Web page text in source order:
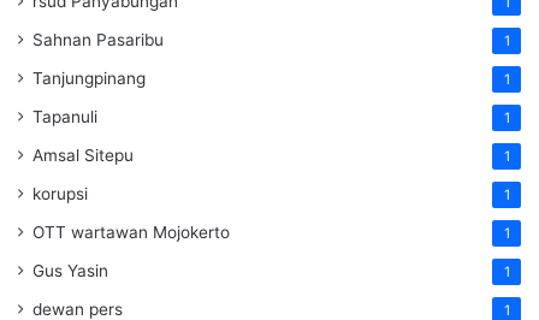
Sahnan Pasaribu 1
Tanjungpinang 1
Tapanuli 1
Amsal Sitepu 1
korupsi 1
OTT wartawan Mojokerto 1
Gus Yasin 1
dewan pers 1